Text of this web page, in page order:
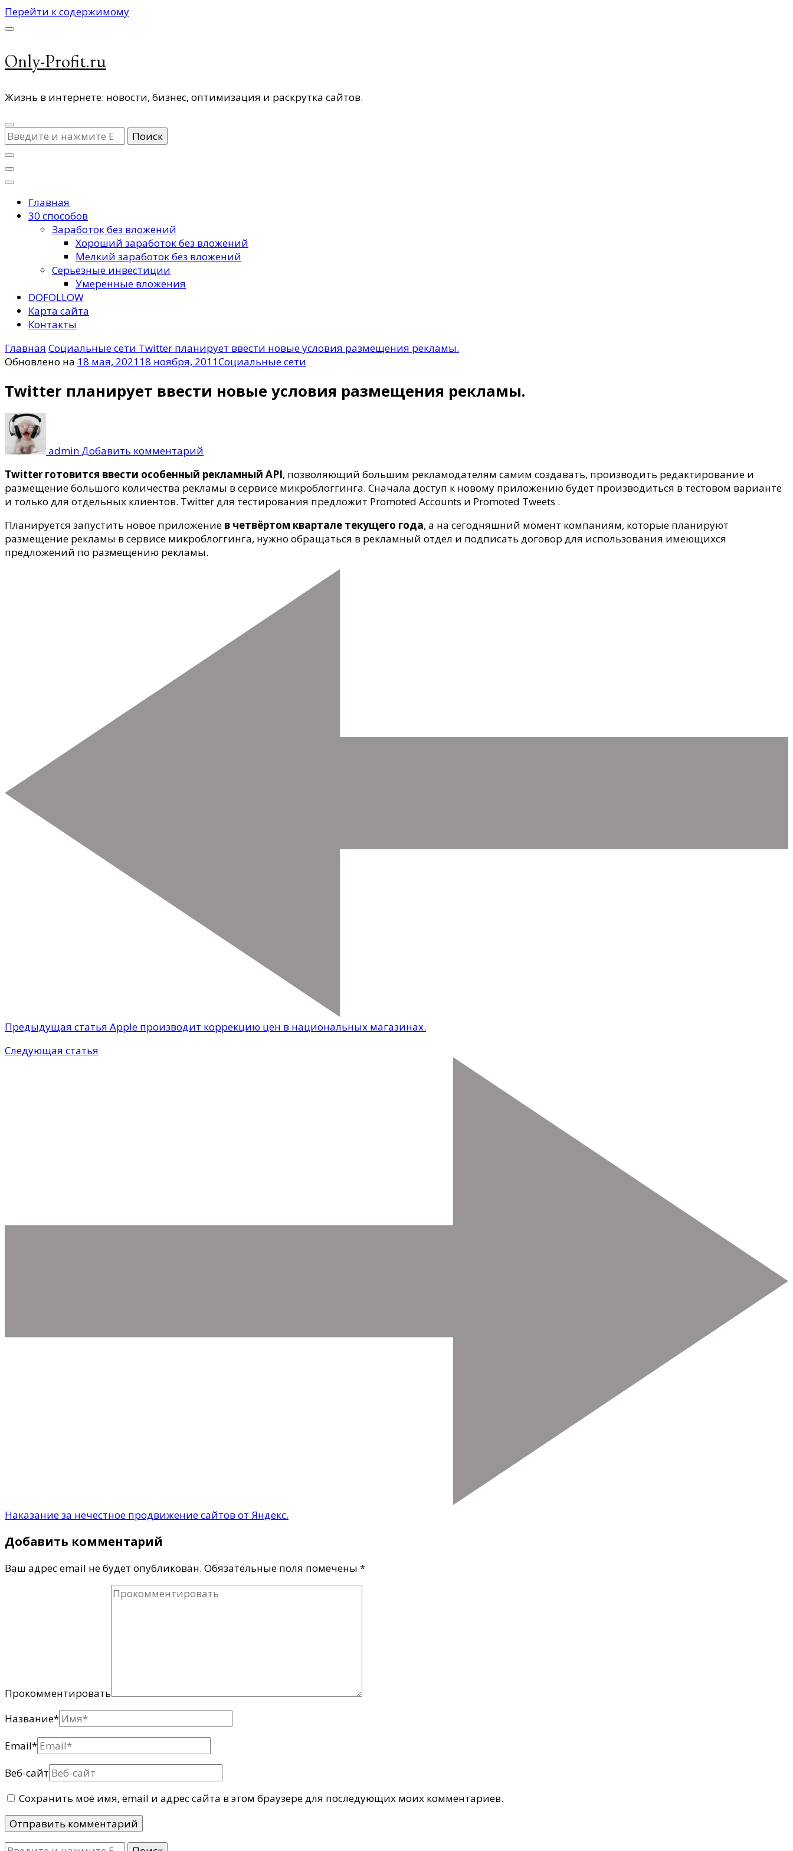
Перейти к содержимому
Only-Profit.ru
Жизнь в интернете: новости, бизнес, оптимизация и раскрутка сайтов.
Ищите
что-
то?
Главная
30 способов
Заработок без вложений
Хороший заработок без вложений
Мелкий заработок без вложений
Серьезные инвестиции
Умеренные вложения
DOFOLLOW
Карта сайта
Контакты
Главная Социальные сети Twitter планирует ввести новые условия размещения рекламы.
Обновлено на 18 мая, 202118 ноября, 2011Социальные сети
Twitter планирует ввести новые условия размещения рекламы.
adminДобавить комментарий
планирует
ввести
новые
условия
рекламы.
Twitter готовится ввести особенный рекламный API, позволяющий большим рекламодателям самим создавать, производить редактирование и
размещение большого количества рекламы в сервисе микроблоггинга. Сначала доступ к новому приложению будет производиться в тестовом варианте
и только для отдельных клиентов. Twitter для тестирования предложит Promoted Accounts и Promoted Tweets .
Планируется запустить новое приложение в четвёртом квартале текущего года, а на сегодняшний момент компаниям, которые планируют
размещение рекламы в сервисе микроблоггинга, нужно обращаться в рекламный отдел и подписать договор для использования имеющихся
предложений по размещению рекламы.
Предыдущая статья Apple производит коррекцию цен в национальных магазинах.
Следующая статья
Наказание за нечестное продвижение сайтов от Яндекс.
Добавить комментарий
Ваш адрес email не будет опубликован. Обязательные поля помечены *
Прокомментировать
Название*
Email*
Веб-сайт
Сохранить моё имя, email и адрес сайта в этом браузере для последующих моих комментариев.
Ищите